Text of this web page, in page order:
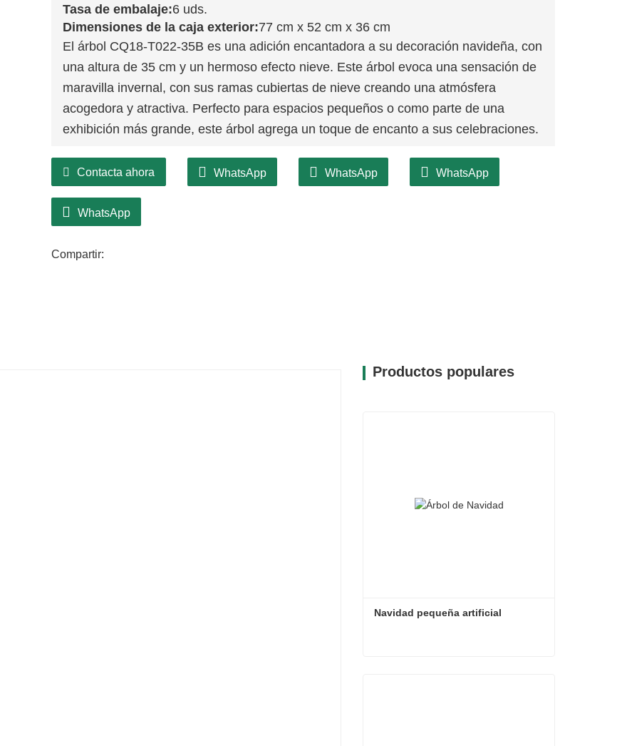
Tasa de embalaje:6 uds.
Dimensiones de la caja exterior:77 cm x 52 cm x 36 cm
El árbol CQ18-T022-35B es una adición encantadora a su decoración navideña, con
una altura de 35 cm y un hermoso efecto nieve. Este árbol evoca una sensación de
maravilla invernal, con sus ramas cubiertas de nieve creando una atmósfera
acogedora y atractiva. Perfecto para espacios pequeños o como parte de una
exhibición más grande, este árbol agrega un toque de encanto a sus celebraciones.
Contacta ahora WhatsApp WhatsApp WhatsApp
WhatsApp
Compartir:
Productos populares
Navidad pequeña artificial